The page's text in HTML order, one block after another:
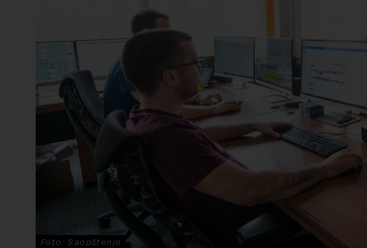
Foto: Saopštenje